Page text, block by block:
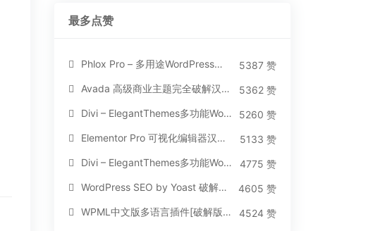
最多点赞
Phlox Pro – 多用途WordPress汉化破解主题[5.1.12]
5387 赞
Avada 高级商业主题完全破解汉化版[5.8.2]
5362 赞
Divi – ElegantThemes多功能WordPress主题[汉化版4.4.2]
5260 赞
Elementor Pro 可视化编辑器汉化版[免费持续更新]
5133 赞
Divi – ElegantThemes多功能WordPress主题[汉化版3.1.95]
4775 赞
WordPress SEO by Yoast 破解版[14.3]
4605 赞
WPML中文版多语言插件[破解版][4.3.15]
4524 赞